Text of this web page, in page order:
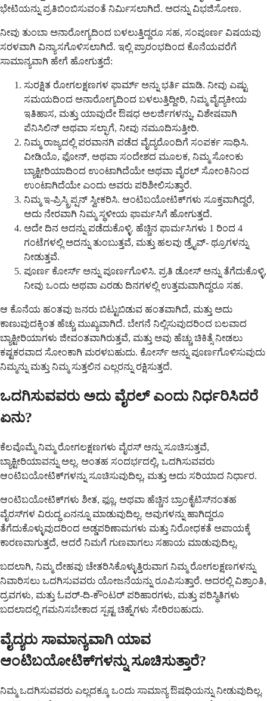
ಭೇಟಿಯನ್ನು ಪ್ರತಿಬಿಂಬಿಸುವಂತೆ ನಿರ್ಮಿಸಲಾಗಿದೆ. ಅದನ್ನು ವಿಭಜಿಸೋಣ.
ನೀವು ತುಂಬಾ ಅನಾರೋಗ್ಯದಿಂದ ಬಳಲುತ್ತಿದ್ದರೂ ಸಹ, ಸಂಪೂರ್ಣ ವಿಷಯವು
ಸರಳವಾಗಿ ವಿನ್ಯಾಸಗೊಳಿಸಲಾಗಿದೆ. ಇಲ್ಲಿ ಪ್ರಾರಂಭದಿಂದ ಕೊನೆಯವರೆಗೆ
ಸಾಮಾನ್ಯವಾಗಿ ಹೇಗೆ ಹೋಗುತ್ತದೆ:
ಸುರಕ್ಷಿತ ರೋಗಲಕ್ಷಣಗಳ ಫಾರ್ಮ್ ಅನ್ನು ಭರ್ತಿ ಮಾಡಿ. ನೀವು ಎಷ್ಟು
ಸಮಯದಿಂದ ಅನಾರೋಗ್ಯದಿಂದ ಬಳಲುತ್ತಿದ್ದೀರಿ, ನಿಮ್ಮ ವೈದ್ಯಕೀಯ
ಇತಿಹಾಸ, ಮತ್ತು ಯಾವುದೇ ಔಷಧ ಅಲರ್ಜಿಗಳನ್ನು, ವಿಶೇಷವಾಗಿ
ಪೆನಿಸಿಲಿನ್ ಅಥವಾ ಸಲ್ಫಾಗೆ, ನೀವು ನಮೂದಿಸುತ್ತೀರಿ.
ನಿಮ್ಮ ರಾಜ್ಯದಲ್ಲಿ ಪರವಾನಗಿ ಪಡೆದ ವೈದ್ಯರೊಂದಿಗೆ ಸಂಪರ್ಕ ಸಾಧಿಸಿ.
ವೀಡಿಯೊ, ಫೋನ್, ಅಥವಾ ಸಂದೇಶದ ಮೂಲಕ, ನಿಮ್ಮ ಸೋಂಕು
ಬ್ಯಾಕ್ಟೀರಿಯಾದಿಂದ ಉಂಟಾಗಿದೆಯೇ ಅಥವಾ ವೈರಲ್ ಸೋಂಕಿನಿಂದ
ಉಂಟಾಗಿದೆಯೇ ಎಂದು ಅವರು ಪರಿಶೀಲಿಸುತ್ತಾರೆ.
ನಿಮ್ಮ ಇ-ಪ್ರಿಸ್ಕ್ರಿಪ್ಷನ್ ಸ್ವೀಕರಿಸಿ. ಆಂಟಿಬಯೋಟಿಕ್‌ಗಳು ಸೂಕ್ತವಾಗಿದ್ದರೆ,
ಅದು ನೇರವಾಗಿ ನಿಮ್ಮ ಸ್ಥಳೀಯ ಫಾರ್ಮಸಿಗೆ ಹೋಗುತ್ತದೆ.
ಅದೇ ದಿನ ಅದನ್ನು ಪಡೆದುಕೊಳ್ಳಿ. ಹೆಚ್ಚಿನ ಫಾರ್ಮಸಿಗಳು 1 ರಿಂದ 4
ಗಂಟೆಗಳಲ್ಲಿ ಅದನ್ನು ತುಂಬುತ್ತವೆ, ಮತ್ತು ಹಲವು ಡ್ರೈವ್- ಥ್ರೂಗಳನ್ನು
ನೀಡುತ್ತವೆ.
ಪೂರ್ಣ ಕೋರ್ಸ್ ಅನ್ನು ಪೂರ್ಣಗೊಳಿಸಿ. ಪ್ರತಿ ಡೋಸ್ ಅನ್ನು ತೆಗೆದುಕೊಳ್ಳಿ,
ನೀವು ಒಂದು ಅಥವಾ ಎರಡು ದಿನಗಳಲ್ಲಿ ಉತ್ತಮವಾಗಿದ್ದರೂ ಸಹ.
ಆ ಕೊನೆಯ ಹಂತವು ಜನರು ಬಿಟ್ಟುಬಿಡುವ ಹಂತವಾಗಿದೆ, ಮತ್ತು ಅದು
ಕಾಣುವುದಕ್ಕಿಂತ ಹೆಚ್ಚು ಮುಖ್ಯವಾಗಿದೆ. ಬೇಗನೆ ನಿಲ್ಲಿಸುವುದರಿಂದ ಬಲವಾದ
ಬ್ಯಾಕ್ಟೀರಿಯಾಗಳು ಜೀವಂತವಾಗಿರುತ್ತವೆ, ಮತ್ತು ಅವು ಹೆಚ್ಚು ಚಿಕಿತ್ಸೆ ನೀಡಲು
ಕಷ್ಟಕರವಾದ ಸೋಂಕಾಗಿ ಮರಳಬಹುದು. ಕೋರ್ಸ್ ಅನ್ನು ಪೂರ್ಣಗೊಳಿಸುವುದು
ನಿಮ್ಮನ್ನು ಮತ್ತು ನಿಮ್ಮ ಸುತ್ತಲಿನ ಎಲ್ಲರನ್ನು ರಕ್ಷಿಸುತ್ತದೆ.
ಒದಗಿಸುವವರು ಅದು ವೈರಲ್ ಎಂದು ನಿರ್ಧರಿಸಿದರೆ
ಏನು?
ಕೆಲವೊಮ್ಮೆ ನಿಮ್ಮ ರೋಗಲಕ್ಷಣಗಳು ವೈರಸ್ ಅನ್ನು ಸೂಚಿಸುತ್ತವೆ,
ಬ್ಯಾಕ್ಟೀರಿಯಾವನ್ನು ಅಲ್ಲ. ಅಂತಹ ಸಂದರ್ಭದಲ್ಲಿ, ಒದಗಿಸುವವರು
ಆಂಟಿಬಯೋಟಿಕ್‌ಗಳನ್ನು ಸೂಚಿಸುವುದಿಲ್ಲ, ಮತ್ತು ಅದು ಸರಿಯಾದ ನಿರ್ಧಾರ.
ಆಂಟಿಬಯೋಟಿಕ್‌ಗಳು ಶೀತ, ಫ್ಲೂ, ಅಥವಾ ಹೆಚ್ಚಿನ ಬ್ರಾಂಕೈಟಿಸ್‌ನಂತಹ
ವೈರಸ್‌ಗಳ ವಿರುದ್ಧ ಏನನ್ನೂ ಮಾಡುವುದಿಲ್ಲ. ಅವುಗಳನ್ನು ಹಾಗಿದ್ದರೂ
ತೆಗೆದುಕೊಳ್ಳುವುದರಿಂದ ಅಡ್ಡಪರಿಣಾಮಗಳು ಮತ್ತು ನಿರೋಧಕತೆ ಅಪಾಯಕ್ಕೆ
ಕಾರಣವಾಗುತ್ತದೆ, ಆದರೆ ನಿಮಗೆ ಗುಣವಾಗಲು ಸಹಾಯ ಮಾಡುವುದಿಲ್ಲ.
ಬದಲಾಗಿ, ನಿಮ್ಮ ದೇಹವು ಚೇತರಿಸಿಕೊಳ್ಳುತ್ತಿರುವಾಗ ನಿಮ್ಮ ರೋಗಲಕ್ಷಣಗಳನ್ನು
ನಿವಾರಿಸಲು ಒದಗಿಸುವವರು ಯೋಜನೆಯನ್ನು ರೂಪಿಸುತ್ತಾರೆ. ಅದರಲ್ಲಿ ವಿಶ್ರಾಂತಿ,
ದ್ರವಗಳು, ಮತ್ತು ಓವರ್-ದಿ-ಕೌಂಟರ್ ಪರಿಹಾರಗಳು, ಮತ್ತು ಪರಿಸ್ಥಿತಿಗಳು
ಬದಲಾದಲ್ಲಿ ಗಮನಿಸಬೇಕಾದ ಸ್ಪಷ್ಟ ಚಿಹ್ನೆಗಳು ಸೇರಿರಬಹುದು.
ವೈದ್ಯರು ಸಾಮಾನ್ಯವಾಗಿ ಯಾವ
ಆಂಟಿಬಯೋಟಿಕ್‌ಗಳನ್ನು ಸೂಚಿಸುತ್ತಾರೆ?
ನಿಮ್ಮ ಒದಗಿಸುವವರು ಎಲ್ಲದಕ್ಕೂ ಒಂದು ಸಾಮಾನ್ಯ ಔಷಧಿಯನ್ನು ನೀಡುವುದಿಲ್ಲ.